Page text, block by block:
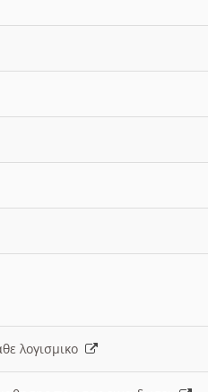
λογισμικο